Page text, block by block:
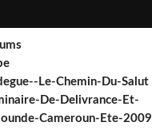
Le-Chemin-Du-Salut
De-Delivrance-Et-
Cameroun-Ete-2009